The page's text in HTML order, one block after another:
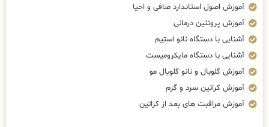
آموزش اصول استاندارد صافی و احیا
آموزش پروتئین درمانی
آشنایی با دستگاه نانو استیم
آشنایی با دستگاه مایکرومیست
آموزش گلوبال و نانو گلوبال مو
آموزش کراتین سرد و گرم
آموزش مراقبت های بعد از کراتین